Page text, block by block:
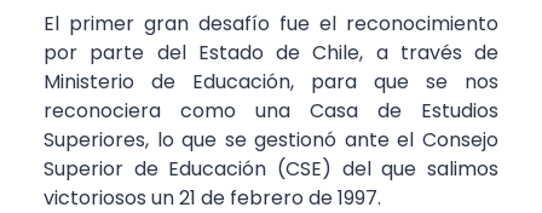
El primer gran desafío fue el reconocimiento
por parte del Estado de Chile, a través de
Ministerio de Educación, para que se nos
reconociera como una Casa de Estudios
Superiores, lo que se gestionó ante el Consejo
Superior de Educación (CSE) del que salimos
victoriosos un 21 de febrero de 1997.